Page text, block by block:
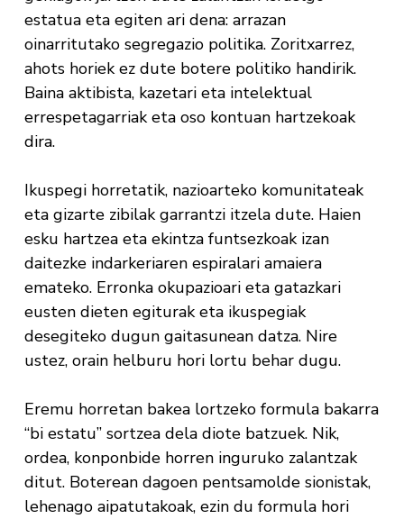
estatua eta egiten ari dena: arrazan
oinarritutako segregazio politika. Zoritxarrez,
ahots horiek ez dute botere politiko handirik.
Baina aktibista, kazetari eta intelektual
errespetagarriak eta oso kontuan hartzekoak
dira.
Ikuspegi horretatik, nazioarteko komunitateak
eta gizarte zibilak garrantzi itzela dute. Haien
esku hartzea eta ekintza funtsezkoak izan
daitezke indarkeriaren espiralari amaiera
emateko. Erronka okupazioari eta gatazkari
eusten dieten egiturak eta ikuspegiak
desegiteko dugun gaitasunean datza. Nire
ustez, orain helburu hori lortu behar dugu.
Eremu horretan bakea lortzeko formula bakarra
“bi estatu” sortzea dela diote batzuek. Nik,
ordea, konponbide horren inguruko zalantzak
ditut. Boterean dagoen pentsamolde sionistak,
lehenago aipatutakoak, ezin du formula hori